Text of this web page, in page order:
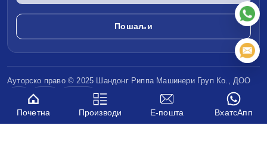
Ауторско право © 2025 Шандонг Риппа МашинериГруп Ко., ДОО
ЕПА
Почетна Производи Е-пошта ВхатсАпп